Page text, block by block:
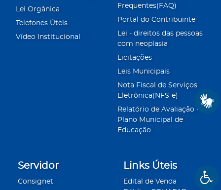
Lei Orgânica
Telefones Úteis
Vídeo Institucional
Frequentes(FAQ)
Portal do Contribuinte
Lei - direitos das pessoas
com neoplasia
Licitações
Leis Municipais
Nota Fiscal de Serviços
Eletrônica(NFS-e)
Relatório de Avaliação -
Plano Municipal de
Educação
Servidor
Consignet
Links Úteis
Edital de Venda